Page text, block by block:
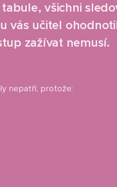
všichni
vás učitel
zažívat nemusí.
nepatří, protože: